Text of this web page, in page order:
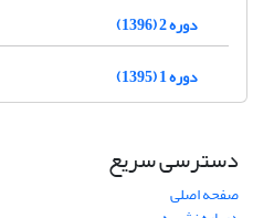
دوره 2 (1396)
دوره 1 (1395)
دسترسی سریع
صفحه اصلی